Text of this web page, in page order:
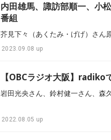
内田雄馬、諏訪部順一、小
番組
2023.09.08 up
【OBCラジオ大阪】radiko
2022.08.05 up